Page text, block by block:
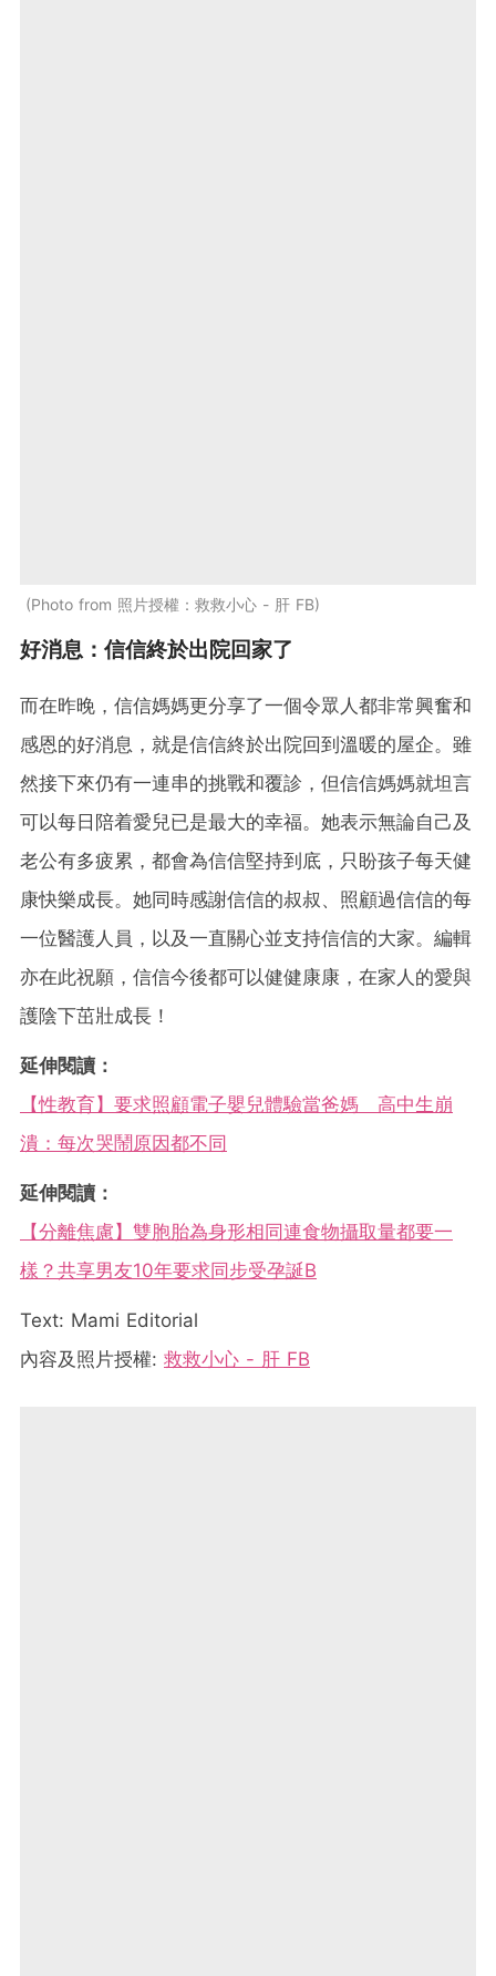
Photo from 照片授權：救救小心 - 肝 FB
好消息：信信終於出院回家了
而在昨晚，信信媽媽更分享了一個令眾人都非常興奮和
感恩的好消息，就是信信終於出院回到溫暖的屋企。雖
然接下來仍有一連串的挑戰和覆診，但信信媽媽就坦言
可以每日陪着愛兒已是最大的幸福。她表示無論自己及
老公有多疲累，都會為信信堅持到底，只盼孩子每天健
康快樂成長。她同時感謝信信的叔叔、照顧過信信的每
一位醫護人員，以及一直關心並支持信信的大家。編輯
亦在此祝願，信信今後都可以健健康康，在家人的愛與
護陰下茁壯成長！
延伸閱讀：
【性教育】要求照顧電子嬰兒體驗當爸媽 高中生崩
潰：每次哭鬧原因都不同
延伸閱讀：
【分離焦慮】雙胞胎為身形相同連食物攝取量都要一
樣？共享男友10年要求同步受孕誕B
Text: Mami Editorial
內容及照片授權: 救救小心 - 肝 FB